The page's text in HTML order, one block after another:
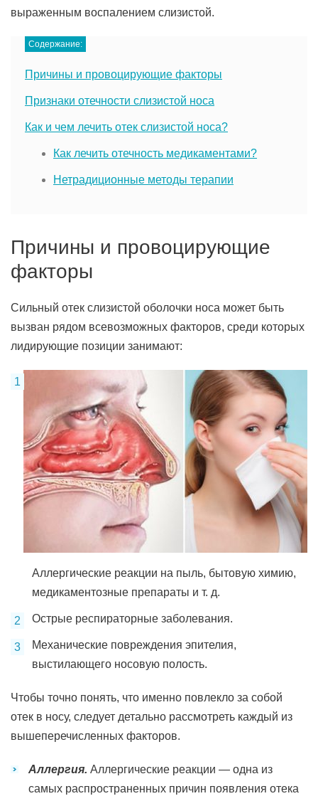
выраженным воспалением слизистой.
Содержание:
Причины и провоцирующие факторы
Признаки отечности слизистой носа
Как и чем лечить отек слизистой носа?
Как лечить отечность медикаментами?
Нетрадиционные методы терапии
Причины и провоцирующие
факторы
Сильный отек слизистой оболочки носа может быть
вызван рядом всевозможных факторов, среди которых
лидирующие позиции занимают:
Аллергические реакции на пыль, бытовую химию,
медикаментозные препараты и т. д.
Острые респираторные заболевания.
Механические повреждения эпителия,
выстилающего носовую полость.
Чтобы точно понять, что именно повлекло за собой
отек в носу, следует детально рассмотреть каждый из
вышеперечисленных факторов.
Аллергия. Аллергические реакции — одна из
самых распространенных причин появления отека